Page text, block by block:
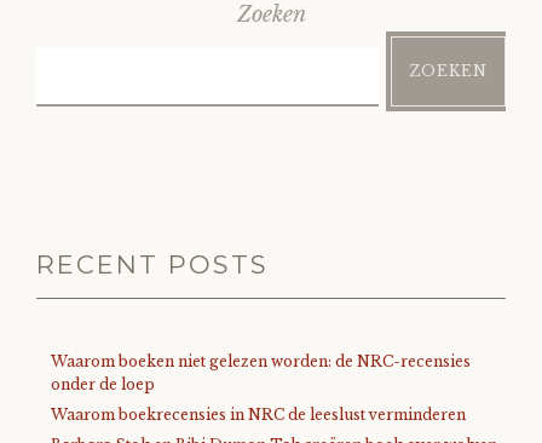
Zoeken
ZOEKEN
RECENT POSTS
Waarom boeken niet gelezen worden: de NRC-recensies
onder de loep
Waarom boekrecensies in NRC de leeslust verminderen